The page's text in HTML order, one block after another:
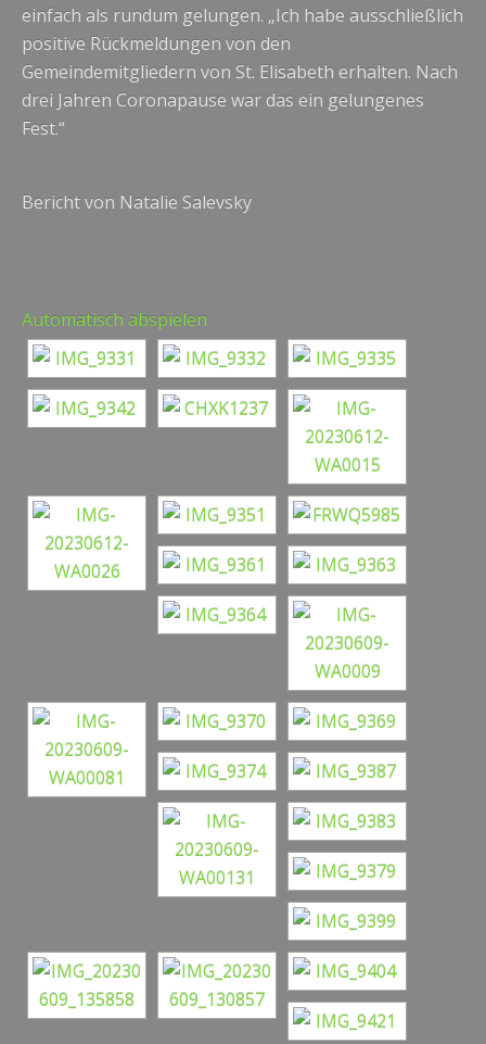
einfach als rundum gelungen. „Ich habe ausschließlich
positive Rückmeldungen von den
Gemeindemitgliedern von St. Elisabeth erhalten. Nach
drei Jahren Coronapause war das ein gelungenes
Fest.“
Bericht von Natalie Salevsky
Automatisch abspielen